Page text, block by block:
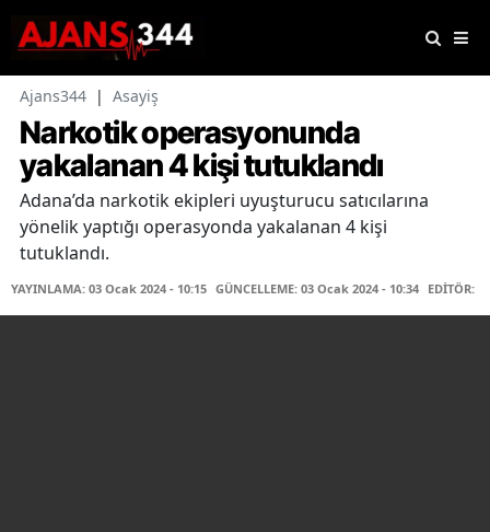
Ajans344 | Asayiş
Narkotik operasyonunda
yakalanan 4 kişi tutuklandı
Adana’da narkotik ekipleri uyuşturucu satıcılarına
yönelik yaptığı operasyonda yakalanan 4 kişi
tutuklandı.
YAYINLAMA: 03 Ocak 2024 - 10:15 GÜNCELLEME: 03 Ocak 2024 - 10:34 EDİTÖR: